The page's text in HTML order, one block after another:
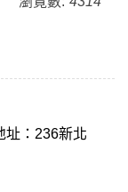
址：236新北